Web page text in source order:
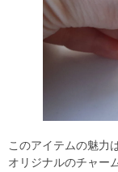
このアイテムの魅力
オリジナルのチャー